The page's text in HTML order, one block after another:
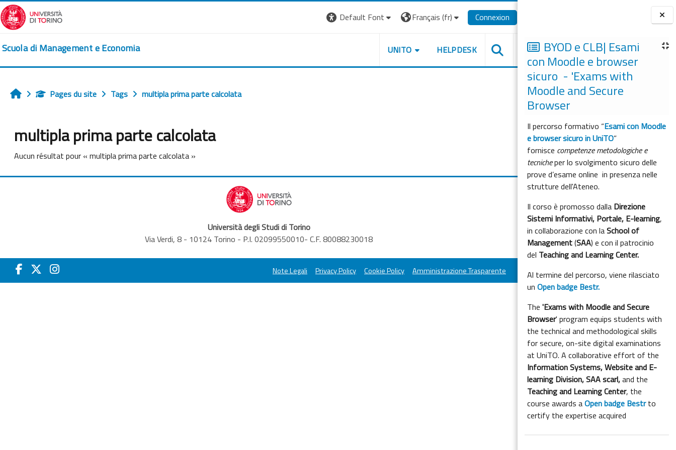
Passer au contenu principal
BlocsBYOD e CLB| Esami
con Moodle e browser
sicuro - 'Exams with
Moodle and Secure
Browser
Il percorso formativo “Esami con Moodle
e browser sicuro in UniTO”
fornisce competenze metodologiche e
tecnicheper lo svolgimento sicuro delle
prove d’esame online in presenza nelle
strutture dell'Ateneo.
Il corso è promosso dalla Direzione
Sistemi Informativi, Portale, E-learning,
in collaborazione con laSchool of
Management(SAA) e con il patrocinio
del Teaching and Learning Center.
Al termine del percorso, viene rilasciato
unOpen badge Bestr.
The'Exams with Moodle and Secure
Browser' program equips students with
the technical and methodological skills
for secure, on-site digital examinations
at UniTO. A collaborative effort of the
Information Systems, Website and E-
learning Division,SAA scarl,and the
Teaching and Learning Center, the
course awards aOpen badge Bestrto
certify the expertise acquired
Default Font Français ‎(fr)‎ Connexion
Scuola di Management e Economia UNITO HELPDESK
AccueilPages du site Tags multipla prima parte calcolata
multipla prima parte calcolata
Aucun résultat pour « multipla prima parte calcolata »
Università degli Studi di Torino
Via Verdi, 8 - 10124 Torino - P.I. 02099550010- C.F. 80088230018
Note Legali Privacy Policy Cookie Policy Amministrazione Trasparente